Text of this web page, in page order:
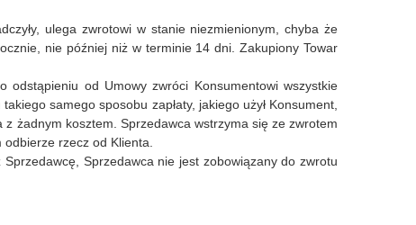
ulega zwrotowi w stanie niezmienionym, chyba że
nie później niż w terminie 14 dni. Zakupiony Towar
od Umowy zwróci Konsumentowi wszystkie
samego sposobu zapłaty, jakiego użył Konsument,
żadnym kosztem. Sprzedawca wstrzyma się ze zwrotem
rzecz od Klienta.
Sprzedawca nie jest zobowiązany do zwrotu